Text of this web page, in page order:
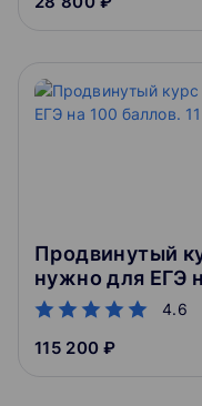
Продвинутый
нужно для ЕГЭ
4.6
115 200 ₽